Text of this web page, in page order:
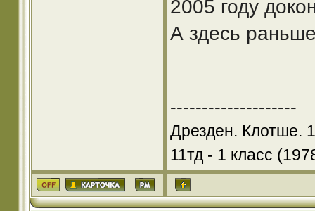
2005 году
А здесь
--------------------
Дрезден. Клотше.
11тд - 1 класс